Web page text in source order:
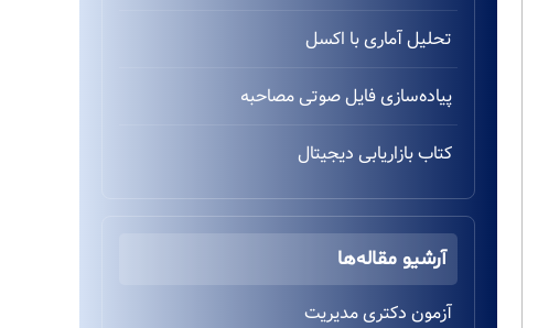
تحلیل آماری با اکسل
پیاده‌سازی فایل صوتی مصاحبه
کتاب بازاریابی دیجیتال
آرشیو مقاله‌ها
آزمون دکتری مدیریت